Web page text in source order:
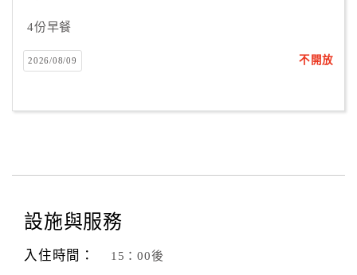
店
作
作
旅
伴
4份早餐
2026/08/09 不開放
設施與服務
入住時間： 15：00後